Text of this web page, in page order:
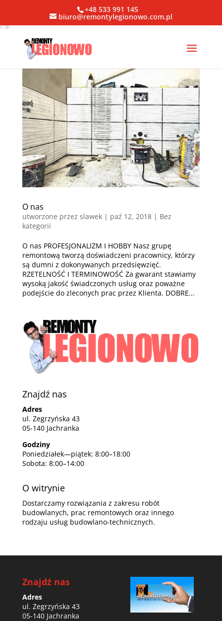
+48 533 991 145
biuro@remontylegionowo.com.pl
O nas
utworzone przez slawek| paź 12, 2018| Bez
kategorii
O nas PROFESJONALIZM I HOBBY Nasz grupę
remontową tworzą doświadczeni pracownicy, którzy
są dumni z dokonywanych przedsięwzięć.
RZETELNOŚĆ I TERMINOWOŚĆ Za gwarant stawiamy
wysoką jakość świadczonych usług oraz poważne
podejście do zleconych prac przez Klienta. DOBRE...
Znajdź nas
Adres
ul. Zegrzyńska 43
05-140 Jachranka
Godziny
Poniedziałek—piątek: 8:00–18:00
Sobota: 8:00–14:00
O witrynie
Dostarczamy rozwiązania z zakresu robót
budowlanych, prac remontowych oraz innego
rodzaju usług budowlano-technicznych.
Znajdź nas
Adres
ul. Zegrzyńska 43
05-140 Jachranka